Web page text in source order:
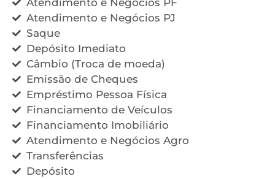
Atendimento e Negócios PJ
Saque
Depósito Imediato
Câmbio (Troca de moeda)
Emissão de Cheques
Empréstimo Pessoa Física
Financiamento de Veículos
Financiamento Imobiliário
Atendimento e Negócios Agro
Transferências
Depósito